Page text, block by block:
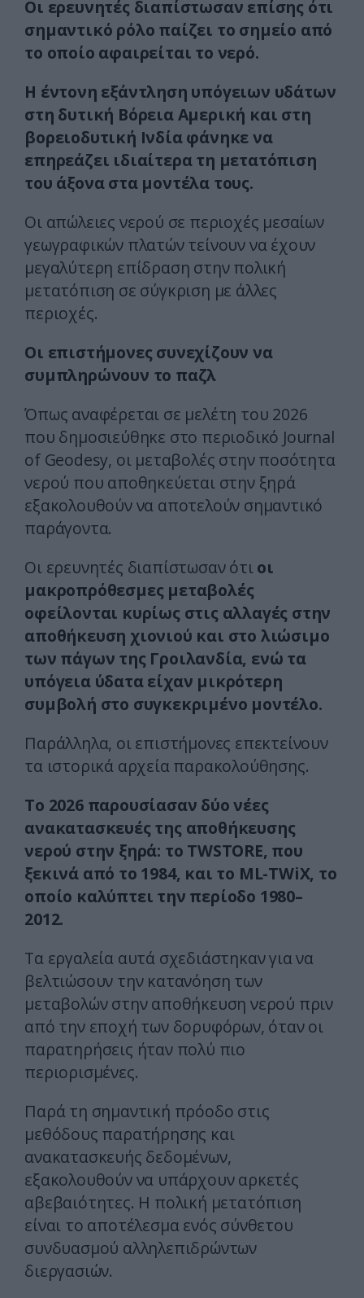
Οι ερευνητές διαπίστωσαν επίσης ότι
σημαντικό ρόλο παίζει το σημείο από
το οποίο αφαιρείται το νερό.
Η έντονη εξάντληση υπόγειων υδάτων
στη δυτική Βόρεια Αμερική και στη
βορειοδυτική Ινδία φάνηκε να
επηρεάζει ιδιαίτερα τη μετατόπιση
του άξονα στα μοντέλα τους.
Οι απώλειες νερού σε περιοχές μεσαίων
γεωγραφικών πλατών τείνουν να έχουν
μεγαλύτερη επίδραση στην πολική
μετατόπιση σε σύγκριση με άλλες
περιοχές.
Οι επιστήμονες συνεχίζουν να
συμπληρώνουν το παζλ
Όπως αναφέρεται σε μελέτη του 2026
που δημοσιεύθηκε στο περιοδικό Journal
of Geodesy, οι μεταβολές στην ποσότητα
νερού που αποθηκεύεται στην ξηρά
εξακολουθούν να αποτελούν σημαντικό
παράγοντα.
Οι ερευνητές διαπίστωσαν ότιοι
μακροπρόθεσμες μεταβολές
οφείλονται κυρίως στις αλλαγές στην
αποθήκευση χιονιού και στο λιώσιμο
των πάγων της Γροιλανδία, ενώ τα
υπόγεια ύδατα είχαν μικρότερη
συμβολή στο συγκεκριμένο μοντέλο.
Παράλληλα, οι επιστήμονες επεκτείνουν
τα ιστορικά αρχεία παρακολούθησης.
Το 2026 παρουσίασαν δύο νέες
ανακατασκευές της αποθήκευσης
νερού στην ξηρά: το TWSTORE, που
ξεκινά από το 1984, και το ML-TWiX, το
οποίο καλύπτει την περίοδο 1980–
2012.
Τα εργαλεία αυτά σχεδιάστηκαν για να
βελτιώσουν την κατανόηση των
μεταβολών στην αποθήκευση νερού πριν
από την εποχή των δορυφόρων, όταν οι
παρατηρήσεις ήταν πολύ πιο
περιορισμένες.
Παρά τη σημαντική πρόοδο στις
μεθόδους παρατήρησης και
ανακατασκευής δεδομένων,
εξακολουθούν να υπάρχουν αρκετές
αβεβαιότητες. Η πολική μετατόπιση
είναι το αποτέλεσμα ενός σύνθετου
συνδυασμού αλληλεπιδρώντων
διεργασιών.